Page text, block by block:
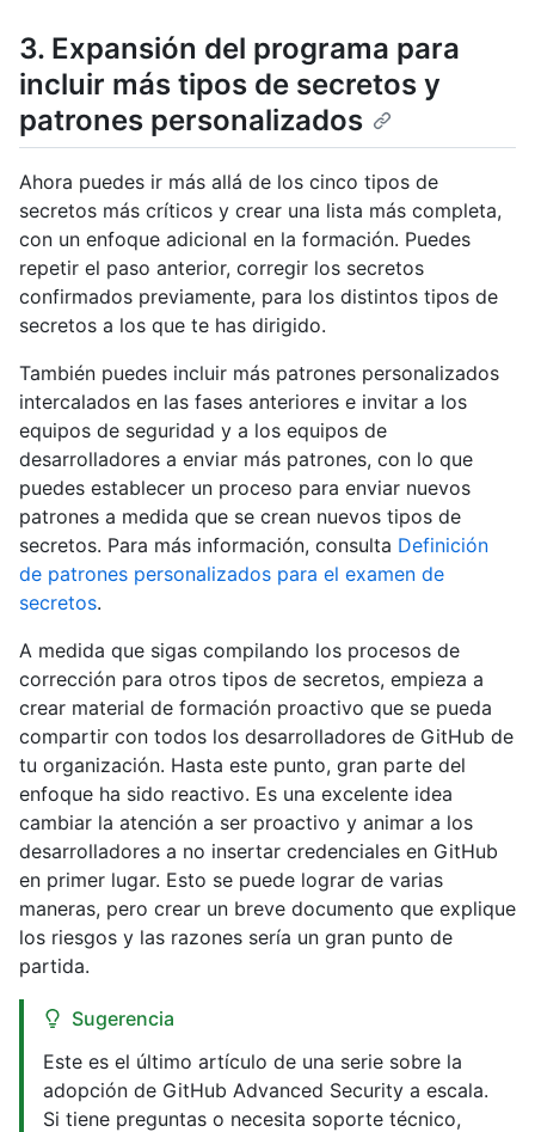
3. Expansión del programa para
incluir más tipos de secretos y
patrones personalizados
Ahora puedes ir más allá de los cinco tipos de
secretos más críticos y crear una lista más completa,
con un enfoque adicional en la formación. Puedes
repetir el paso anterior, corregir los secretos
confirmados previamente, para los distintos tipos de
secretos a los que te has dirigido.
También puedes incluir más patrones personalizados
intercalados en las fases anteriores e invitar a los
equipos de seguridad y a los equipos de
desarrolladores a enviar más patrones, con lo que
puedes establecer un proceso para enviar nuevos
patrones a medida que se crean nuevos tipos de
secretos. Para más información, consulta Definición
de patrones personalizados para el examen de
secretos.
A medida que sigas compilando los procesos de
corrección para otros tipos de secretos, empieza a
crear material de formación proactivo que se pueda
compartir con todos los desarrolladores de GitHub de
tu organización. Hasta este punto, gran parte del
enfoque ha sido reactivo. Es una excelente idea
cambiar la atención a ser proactivo y animar a los
desarrolladores a no insertar credenciales en GitHub
en primer lugar. Esto se puede lograr de varias
maneras, pero crear un breve documento que explique
los riesgos y las razones sería un gran punto de
partida.
Sugerencia
Este es el último artículo de una serie sobre la
adopción de GitHub Advanced Security a escala.
Si tiene preguntas o necesita soporte técnico,